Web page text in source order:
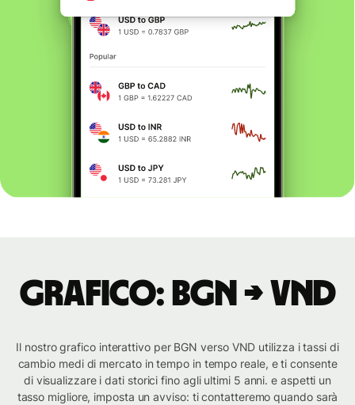
Grafico: BGN → VND
Il nostro grafico interattivo per BGN verso VND utilizza i tassi di
cambio medi di mercato in tempo in tempo reale, e ti consente
di visualizzare i dati storici fino agli ultimi 5 anni. e aspetti un
tasso migliore, imposta un avviso: ti contatteremo quando sarà